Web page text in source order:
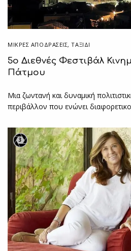
ΜΙΚΡΈΣ ΑΠΟΔΡΆΣΕΙΣ,ΤΑΞΙΔΙ
5ο Διεθνές Φεστιβάλ
Πάτμου
Μια ζωντανή και δυναµική
περιβάλλον που ενώνει
3